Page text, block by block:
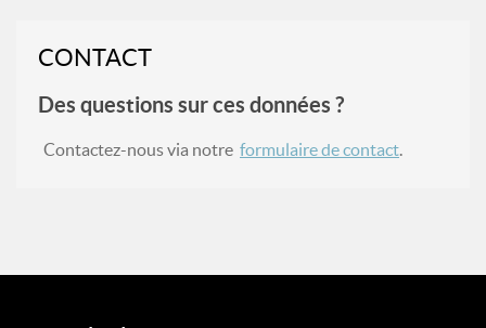
CONTACT
Des questions sur ces données ?
Contactez-nous via notre formulaire de contact.